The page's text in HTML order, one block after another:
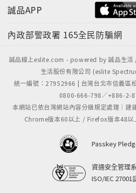
誠品APP
內政部警政署 165全民防騙網
誠品線上eslite.com - powered by 誠品生活
生活股份有限公司 (eslite
統一編號：27952966 | 台灣台北市信義區
0800-666-798／+886-2-
本網站已依台灣網站內容分級規定處理｜建
Chrome版本60以上 / Firefox版本48
Passkey
資通安全管理
ISO/IEC 27001